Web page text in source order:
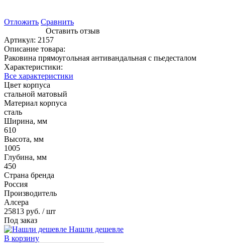
Отложить Сравнить
Оставить отзыв
Артикул: 2157
Описание товара:
Раковина прямоугольная антивандальная с пьедесталом
Характеристики:
Все характеристики
Цвет корпуса
стальной матовый
Материал корпуса
сталь
Ширина, мм
610
Высота, мм
1005
Глубина, мм
450
Страна бренда
Россия
Производитель
Алсера
25813 руб. / шт
Под заказ
Нашли дешевле
В корзину